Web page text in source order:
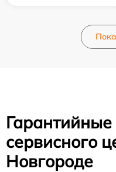
Гарантийные
сервисного
Новгороде